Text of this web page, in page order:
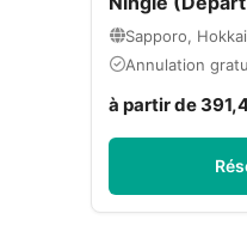
Sapporo,
Annulation
à partir de